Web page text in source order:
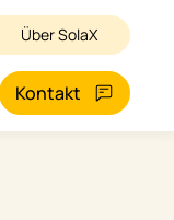
Über SolaX
Kontakt